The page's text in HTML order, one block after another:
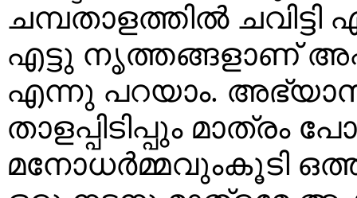
ചമ്പതാളത്തിൽ
എട്ടു നൃത്തങ്ങളാണ്
എന്നു പറയാം.
താളപ്പിടിപ്പും മാത്രം
മനോധർമ്മവുംകൂടി